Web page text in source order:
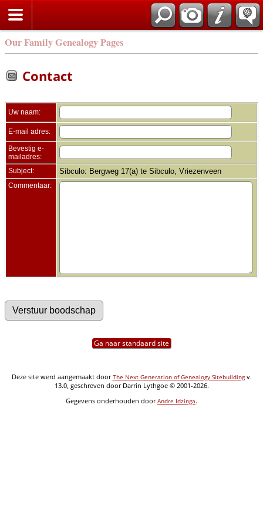
Our Family Genealogy Pages
Contact
Uw naam:
E-mail adres:
Bevestig e-
mailadres:
Subject:
Sibculo: Bergweg 17(a) te Sibculo, Vriezenveen
Commentaar:
Ga naar standaard site
Deze site werd aangemaakt doorThe Next Generation of Genealogy Sitebuildingv.
13.0, geschreven door Darrin Lythgoe © 2001-2026.
Gegevens onderhouden doorAndre Idzinga.